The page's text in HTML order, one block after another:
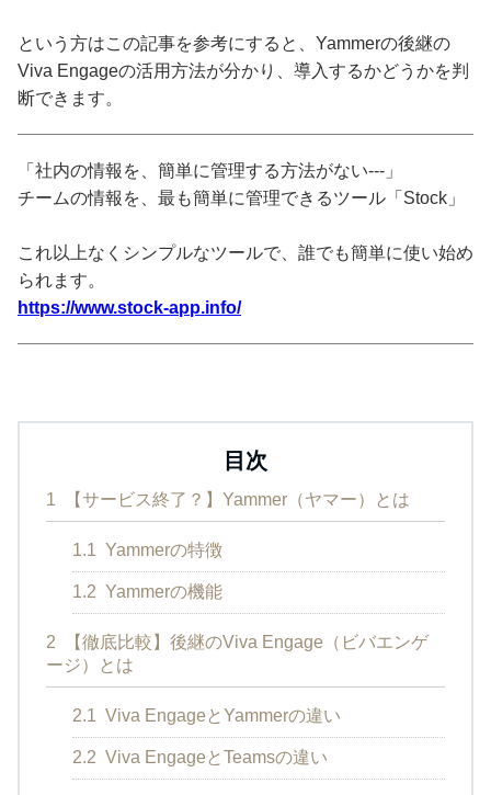
という方はこの記事を参考にすると、Yammerの後継の
Viva Engageの活用方法が分かり、導入するかどうかを判
断できます。
「社内の情報を、簡単に管理する方法がない---」
チームの情報を、最も簡単に管理できるツール「Stock」
これ以上なくシンプルなツールで、誰でも簡単に使い始め
られます。
https://www.stock-app.info/
目次
1 【サービス終了？】Yammer（ヤマー）とは
1.1 Yammerの特徴
1.2 Yammerの機能
2
【徹底比較】後継のViva Engage（ビバエンゲ
ージ）とは
2.1 Viva EngageとYammerの違い
2.2 Viva EngageとTeamsの違い